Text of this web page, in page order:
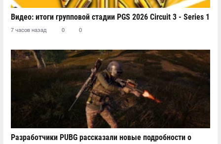
Видео: итоги групповой стадии PGS 2026 Circuit 3 - Series 1
7 часов назад 0 0
Разработчики PUBG рассказали новые подробности о